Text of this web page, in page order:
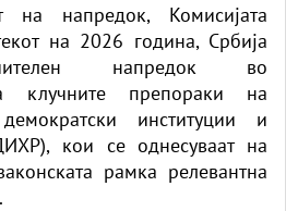
на напредок, Комисијата
на 2026 година, Србија
напредок во
клучните препораки на
институции и
кои се однесуваат на
рамка релевантна